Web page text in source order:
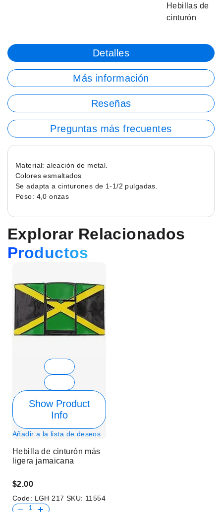
Hebillas de
cinturón
Detalles
Más información
Reseñas
Preguntas más frecuentes
Material: aleación de metal.
Colores esmaltados
Se adapta a cinturones de 1-1/2 pulgadas.
Peso: 4,0 onzas
Explorar Relacionados
Productos
Show Product
Info
Añadir a la lista de deseos
Hebilla de cinturón más
ligera jamaicana
$2.00
Code: LGH 217 SKU: 11554